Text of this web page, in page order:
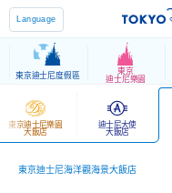
Language
東京迪士尼度假區
東京
迪士尼樂園
東京迪士尼樂園
大飯店
迪士尼大使
大飯店
東京迪士尼海洋觀海景大飯店